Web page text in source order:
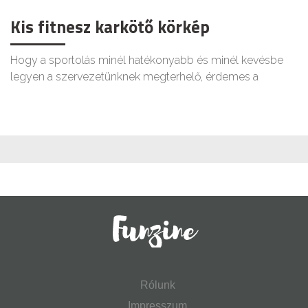
Kis fitnesz karkötő körkép
Hogy a sportolás minél hatékonyabb és minél kevésbe
legyen a szervezetünknek megterhelő, érdemes a
Rólunk
Impresszum